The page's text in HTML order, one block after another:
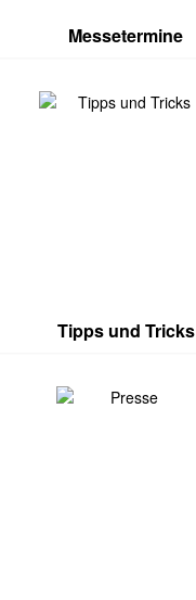
Messetermine
Tipps und Tricks